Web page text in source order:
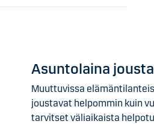
Asuntolaina
Muuttuvissa
joustavat helpommin kuin
tarvitset väliaikaista